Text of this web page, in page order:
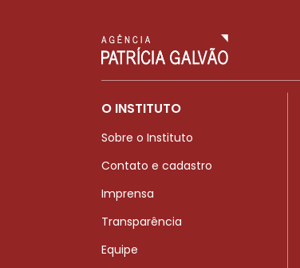
O INSTITUTO
Sobre o Instituto
Contato e cadastro
Imprensa
Transparência
Equipe